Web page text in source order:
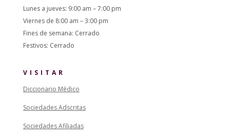
Lunes a jueves: 9:00 am – 7:00 pm
Viernes de 8:00 am – 3:00 pm
Fines de semana: Cerrado
Festivos: Cerrado
VISITAR
Diccionario Médico
Sociedades Adscritas
Sociedades Afiliadas